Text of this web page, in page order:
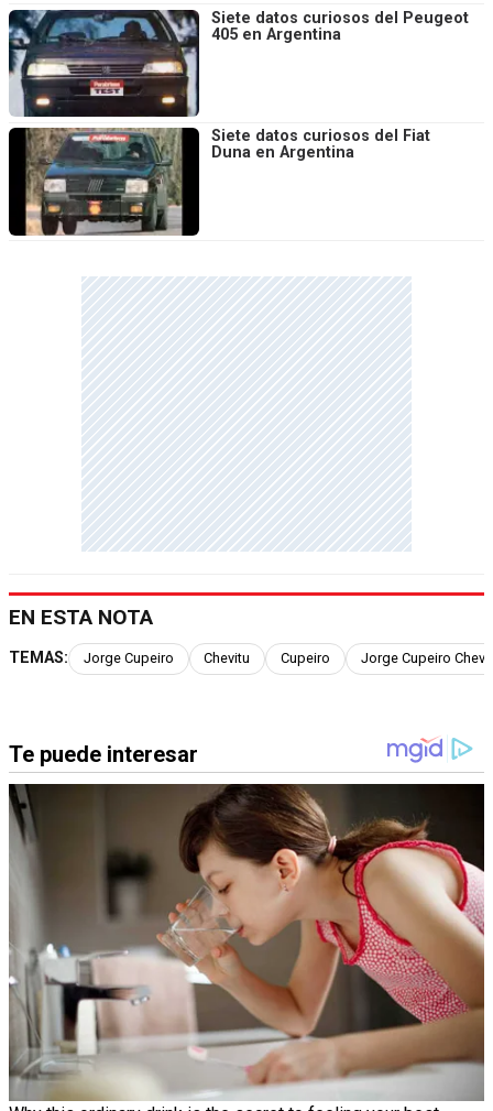
Siete datos curiosos del Peugeot
405 en Argentina
Siete datos curiosos del Fiat
Duna en Argentina
EN ESTA NOTA
TEMAS: Jorge Cupeiro Chevitu Cupeiro Jorge Cupeiro